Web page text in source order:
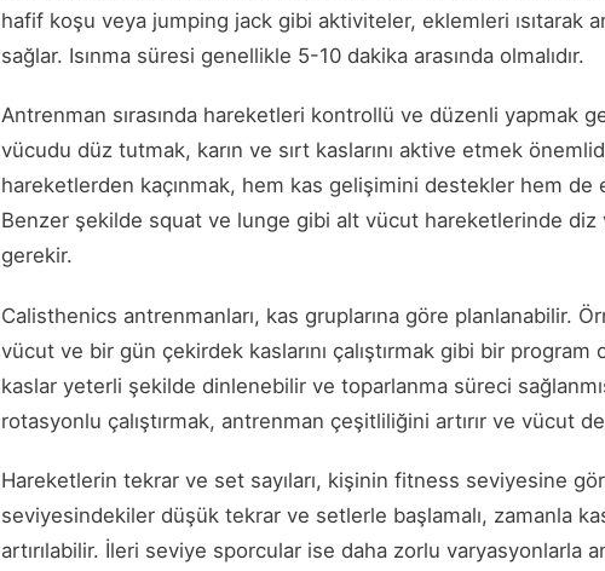
hafif koşu veya jumping jack gibi aktiviteler, eklemleri ısıtarak
sağlar. Isınma süresi genellikle 5-10 dakika arasında olmalıdır.
Antrenman sırasında hareketleri kontrollü ve düzenli yapmak
vücudu düz tutmak, karın ve sırt kaslarını aktive etmek
hareketlerden kaçınmak, hem kas gelişimini destekler hem de
Benzer şekilde squat ve lunge gibi alt vücut hareketlerinde
gerekir.
Calisthenics antrenmanları, kas gruplarına göre planlanabilir.
vücut ve bir gün çekirdek kaslarını çalıştırmak gibi bir
kaslar yeterli şekilde dinlenebilir ve toparlanma süreci
rotasyonlu çalıştırmak, antrenman çeşitliliğini artırır ve vücut
Hareketlerin tekrar ve set sayıları, kişinin fitness seviyesine
seviyesindekiler düşük tekrar ve setlerle başlamalı, zamanla
artırılabilir. İleri seviye sporcular ise daha zorlu varyasyonlarla